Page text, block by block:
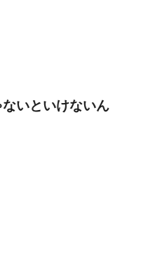
ないといけないん